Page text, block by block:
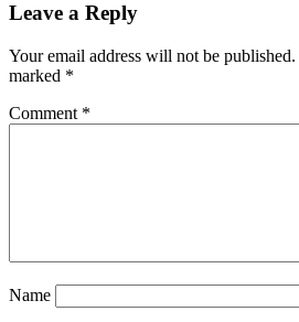
Leave a Reply
Your email address will not be published.
marked *
Comment *
Name